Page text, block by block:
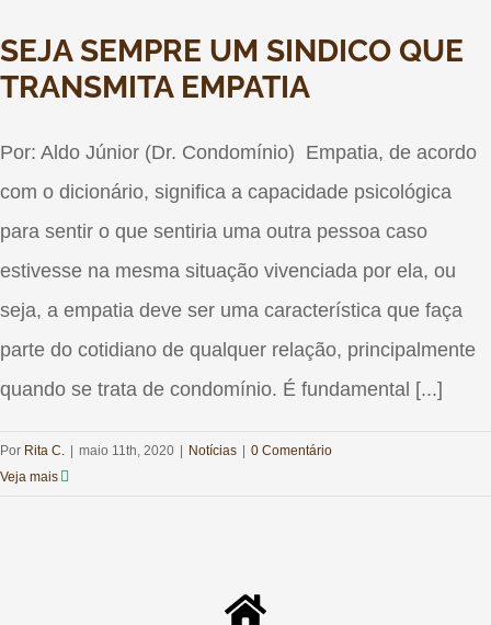
SEJA SEMPRE UM SINDICO QUE
TRANSMITA EMPATIA
Por: Aldo Júnior (Dr. Condomínio) Empatia, de acordo
com o dicionário, significa a capacidade psicológica
para sentir o que sentiria uma outra pessoa caso
estivesse na mesma situação vivenciada por ela, ou
seja, a empatia deve ser uma característica que faça
parte do cotidiano de qualquer relação, principalmente
quando se trata de condomínio. É fundamental [...]
Por Rita C. maio 11th, 2020 Notícias
0 Comentário
Veja mais